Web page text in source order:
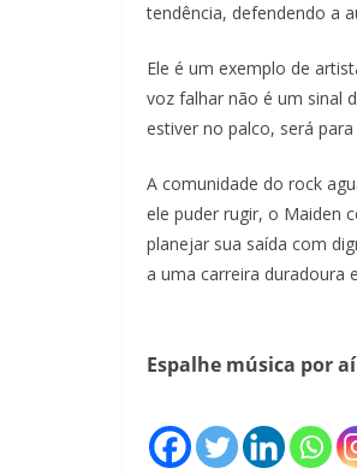
tendência, defendendo a
Ele é um exemplo de
voz falhar não é um sinal
estiver no palco, será
A comunidade do rock
ele puder rugir, o Maiden
planejar sua saída com
a uma carreira duradoura
Espalhe música por aí